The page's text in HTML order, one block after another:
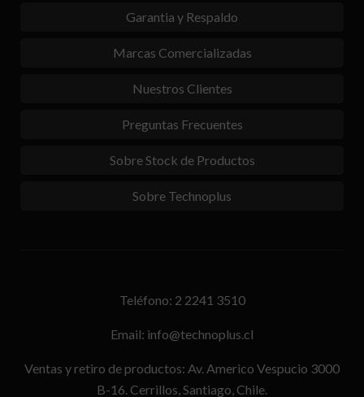
Garantia y Respaldo
Marcas Comercializadas
Nuestros Clientes
Preguntas Frecuentes
Sobre Stock de Productos
Sobre Technoplus
Teléfono: 2 2241 3510
Email: info@technoplus.cl
Ventas y retiro de productos: Av. Americo Vespucio 3000
B-16. Cerrillos, Santiago, Chile.